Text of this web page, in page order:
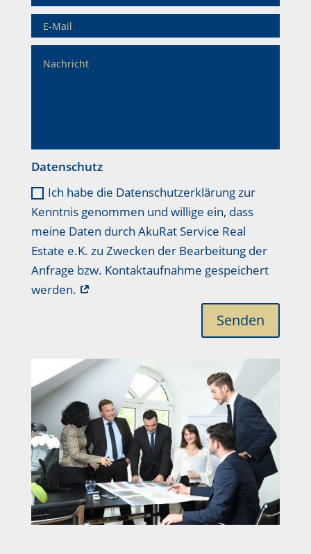
Datenschutz
Ich habe die Datenschutzerklärung zur
Kenntnis genommen und willige ein, dass
meine Daten durch AkuRat Service Real
Estate e.K. zu Zwecken der Bearbeitung der
Anfrage bzw. Kontaktaufnahme gespeichert
werden.
Senden